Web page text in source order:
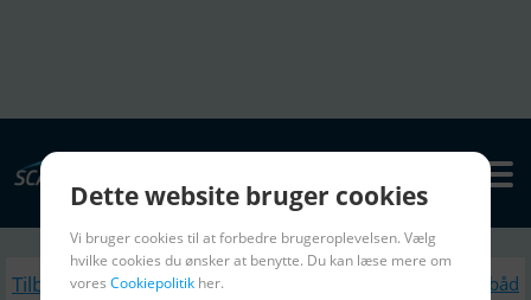
Tilbage Lignende Motorbåd
Dette website bruger cookies
Vi bruger cookies til at forbedre brugeroplevelsen. Vælg
hvilke cookies du ønsker at benytte. Du kan læse mere om
vores Cookiepolitik her.